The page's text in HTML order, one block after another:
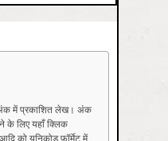
में प्रकाशित लेख। अंक
के लिए यहाँ क्लिक
को यूनिकोड फ़ॉर्मेट में